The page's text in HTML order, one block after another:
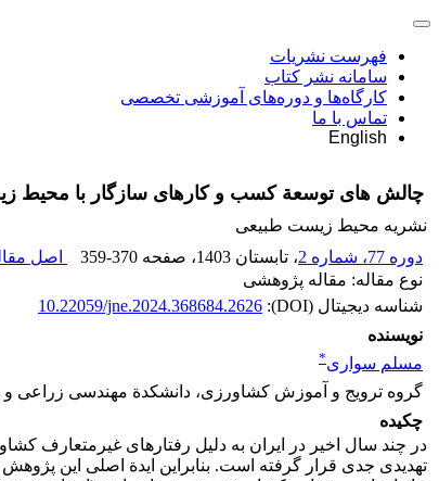
فهرست نشریات
سامانه نشر کتاب
کارگاه‌ها و دوره‌های آموزشی تخصصی
تماس با ما
English
چالش‏ های توسعة کسب و کارهای سازگار با
نشریه محیط زیست طبیعی
دوره 77، شماره 2
، تابستان 1403 ، صفحه 359-370 اصل
نوع مقاله: مقاله پژوهشی
شناسه دیجیتال (DOI):
10.22059/jne.2024.368684.2626
نویسنده
مسلم سواری*
گروه ترویج و آموزش کشاورزی، دانشکدة مهندسی زراعی و
چکیده
در چند سال اخیر در ایران به ‏دلیل رفتارهای غیرمتعارف
تهدیدی جدی قرار گرفته است. بنابراین ایدة اصلی این